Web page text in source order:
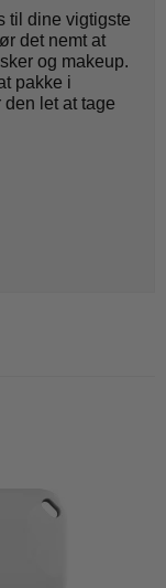
til dine vigtigste
det nemt at
og makeup.
pakke i
let at tage